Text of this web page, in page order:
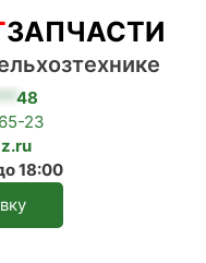
48
23
18:00
ЗАПЧАСТИ